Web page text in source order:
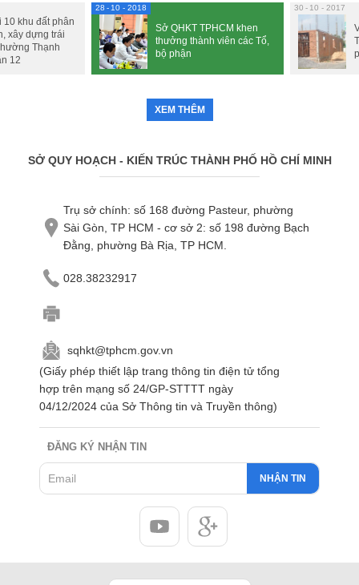
10 khu đất phân
xây dựng trái
Thạnh
12
28 10 - 2018
Sở QHKT TPHCM khen
thưởng thành viên các Tổ,
bộ phận
30 10 - 2017
XEM THÊM
SỞ QUY HOẠCH - KIẾN TRÚC THÀNH PHỐ HỒ CHÍ MINH
Trụ sở chính: số 168 đường Pasteur, phường
Sài Gòn, TP HCM - cơ sở 2: số 198 đường Bạch
Đằng, phường Bà Rịa, TP HCM.
028.38232917
sqhkt@tphcm.gov.vn
(Giấy phép thiết lập trang thông tin điện tử tổng
hợp trên mạng số 24/GP-STTTT ngày
04/12/2024 của Sở Thông tin và Truyền thông)
ĐĂNG KÝ NHẬN TIN
NHẬN TIN